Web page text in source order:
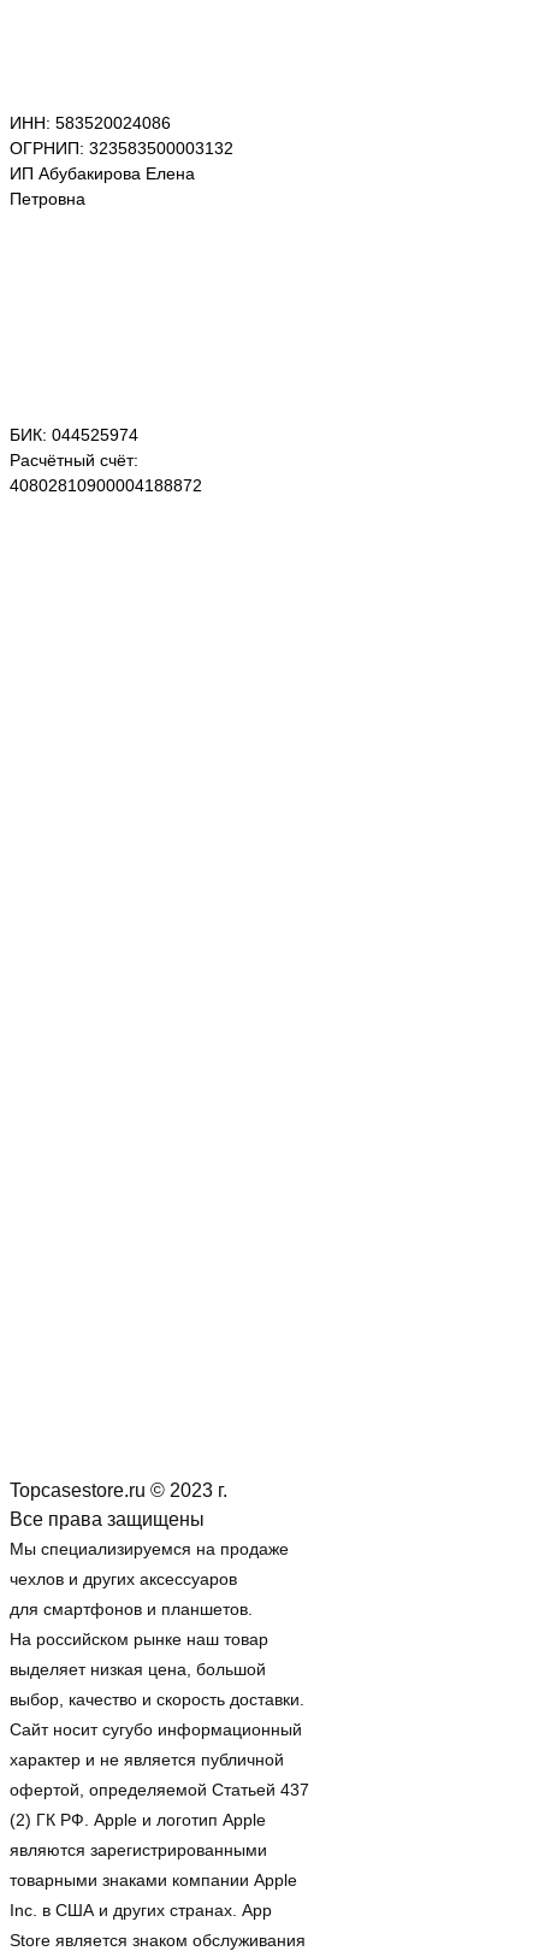
ИНН: 583520024086
ОГРНИП: 323583500003132
ИП Абубакирова Елена
Петровна
БИК: 044525974
Расчётный счёт:
40802810900004188872
Topcasestore.ru © 2023 г.
Все права защищены
Мы специализируемся на продаже
чехлов и других аксессуаров
для смартфонов и планшетов.
На российском рынке наш товар
выделяет низкая цена, большой
выбор, качество и скорость доставки.
Сайт носит сугубо информационный
характер и не является публичной
офертой, определяемой Статьей 437
(2) ГК РФ. Apple и логотип Apple
являются зарегистрированными
товарными знаками компании Apple
Inc. в США и других странах. App
Store является знаком обслуживания